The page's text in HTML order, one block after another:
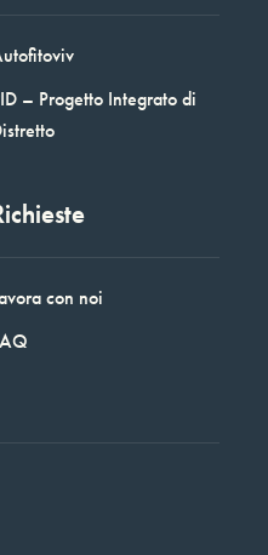
– Progetto Integrato di
con noi